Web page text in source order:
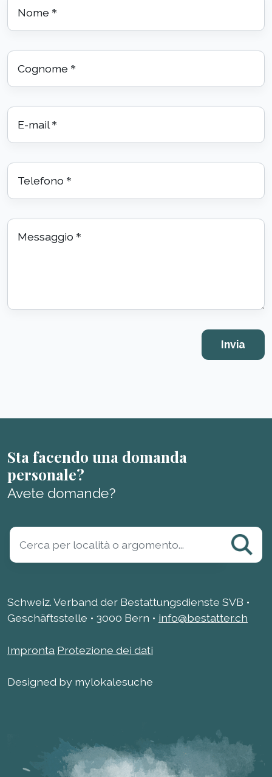
Nome *
Cognome *
E-mail *
Telefono *
Messaggio *
Sta facendo una domanda
personale?
Avete domande?
Schweiz. Verband der Bestattungsdienste SVB •
Geschäftsstelle • 3000 Bern • info@bestatter.ch
Impronta Protezione dei dati
Designed by mylokalesuche